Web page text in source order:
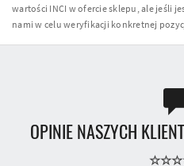
wartości INCI w ofercie sklepu, ale jeśli
nami w celu weryfikacji konkretnej
OPINIE NASZYCH